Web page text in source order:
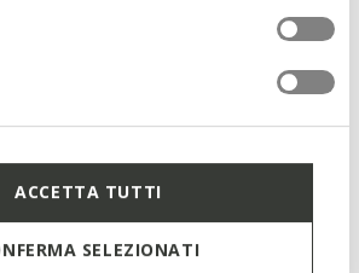
ACCETTA TUTTI
SELEZIONATI